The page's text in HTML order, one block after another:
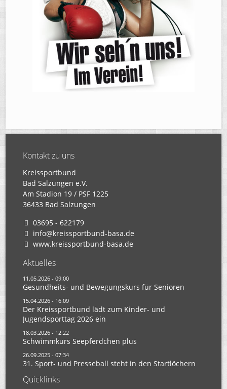
Kontakt zu uns
Kreissportbund
Bad Salzungen e.V.
Am Stadion 19 / PSF 1225
36433 Bad Salzungen
03695 - 622179
info@kreissportbund-basa.de
www.kreissportbund-basa.de
Aktuelles
11.05.2026 - 09:00
Gesundheits- und Bewegungskurs für Senioren
15.04.2026 - 16:09
Der Kreissportbund lädt zum Kinder- und
Jugendsporttag 2026 ein
18.03.2026 - 12:22
Schwimmkurs Seepferdchen plus
26.09.2025 - 07:34
31. Sport- und Presseball steht in den Startlöchern
Quicklinks